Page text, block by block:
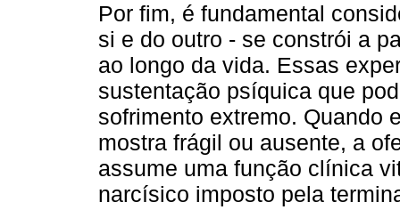
Por fim, é fundamental
si e do outro - se constrói a
ao longo da vida. Essas
sustentação psíquica que
sofrimento extremo. Quando
mostra frágil ou ausente, a
assume uma função clínica
narcísico imposto pela